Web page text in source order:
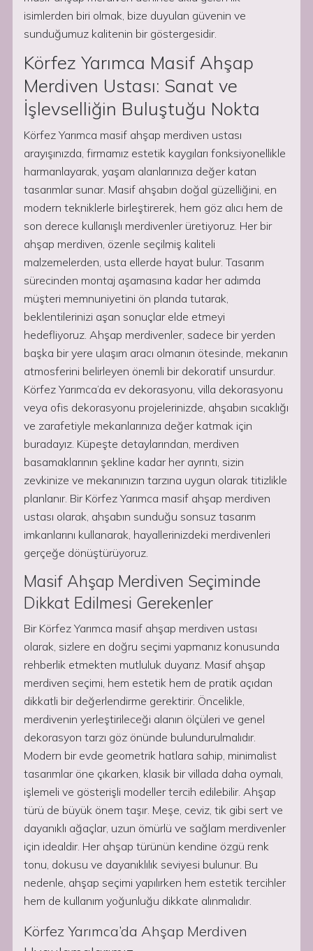
isimlerden biri olmak, bize duyulan güvenin ve
sunduğumuz kalitenin bir göstergesidir.
Körfez Yarımca Masif Ahşap
Merdiven Ustası: Sanat ve
İşlevselliğin Buluştuğu Nokta
Körfez Yarımca masif ahşap merdiven ustası
arayışınızda, firmamız estetik kaygıları fonksiyonellikle
harmanlayarak, yaşam alanlarınıza değer katan
tasarımlar sunar. Masif ahşabın doğal güzelliğini, en
modern tekniklerle birleştirerek, hem göz alıcı hem de
son derece kullanışlı merdivenler üretiyoruz. Her bir
ahşap merdiven, özenle seçilmiş kaliteli
malzemelerden, usta ellerde hayat bulur. Tasarım
sürecinden montaj aşamasına kadar her adımda
müşteri memnuniyetini ön planda tutarak,
beklentilerinizi aşan sonuçlar elde etmeyi
hedefliyoruz. Ahşap merdivenler, sadece bir yerden
başka bir yere ulaşım aracı olmanın ötesinde, mekanın
atmosferini belirleyen önemli bir dekoratif unsurdur.
Körfez Yarımca’da ev dekorasyonu, villa dekorasyonu
veya ofis dekorasyonu projelerinizde, ahşabın sıcaklığı
ve zarafetiyle mekanlarınıza değer katmak için
buradayız. Küpeşte detaylarından, merdiven
basamaklarının şekline kadar her ayrıntı, sizin
zevkinize ve mekanınızın tarzına uygun olarak titizlikle
planlanır. Bir Körfez Yarımca masif ahşap merdiven
ustası olarak, ahşabın sunduğu sonsuz tasarım
imkanlarını kullanarak, hayallerinizdeki merdivenleri
gerçeğe dönüştürüyoruz.
Masif Ahşap Merdiven Seçiminde
Dikkat Edilmesi Gerekenler
Bir Körfez Yarımca masif ahşap merdiven ustası
olarak, sizlere en doğru seçimi yapmanız konusunda
rehberlik etmekten mutluluk duyarız. Masif ahşap
merdiven seçimi, hem estetik hem de pratik açıdan
dikkatli bir değerlendirme gerektirir. Öncelikle,
merdivenin yerleştirileceği alanın ölçüleri ve genel
dekorasyon tarzı göz önünde bulundurulmalıdır.
Modern bir evde geometrik hatlara sahip, minimalist
tasarımlar öne çıkarken, klasik bir villada daha oymalı,
işlemeli ve gösterişli modeller tercih edilebilir. Ahşap
türü de büyük önem taşır. Meşe, ceviz, tik gibi sert ve
dayanıklı ağaçlar, uzun ömürlü ve sağlam merdivenler
için idealdir. Her ahşap türünün kendine özgü renk
tonu, dokusu ve dayanıklılık seviyesi bulunur. Bu
nedenle, ahşap seçimi yapılırken hem estetik tercihler
hem de kullanım yoğunluğu dikkate alınmalıdır.
Körfez Yarımca’da Ahşap Merdiven